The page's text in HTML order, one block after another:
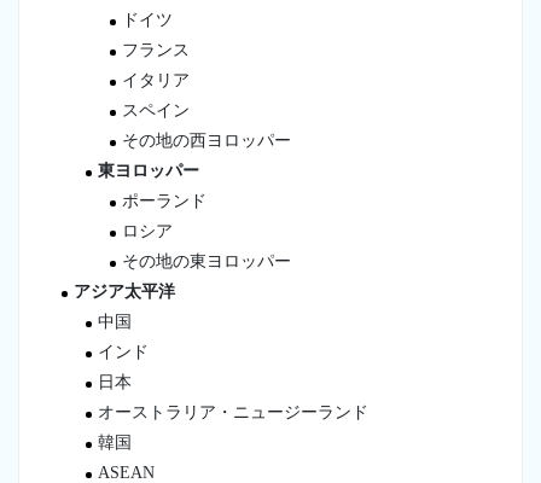
ドイツ
フランス
イタリア
スペイン
その地の西ヨロッパー
東ヨロッパー
ポーランド
ロシア
その地の東ヨロッパー
アジア太平洋
中国
インド
日本
オーストラリア・ニュージーランド
韓国
ASEAN